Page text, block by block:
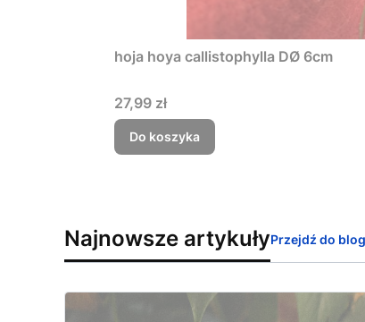
hoja hoya callistophylla DØ 6cm
Cena
27,99 zł
Do koszyka
Najnowsze artykułyPrzejdź do